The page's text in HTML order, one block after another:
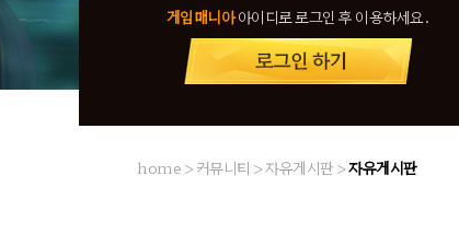
게임매니아아이디로 로그인 후 이용하세요.
home > 커뮤니티 > 자유게시판 >자유게시판